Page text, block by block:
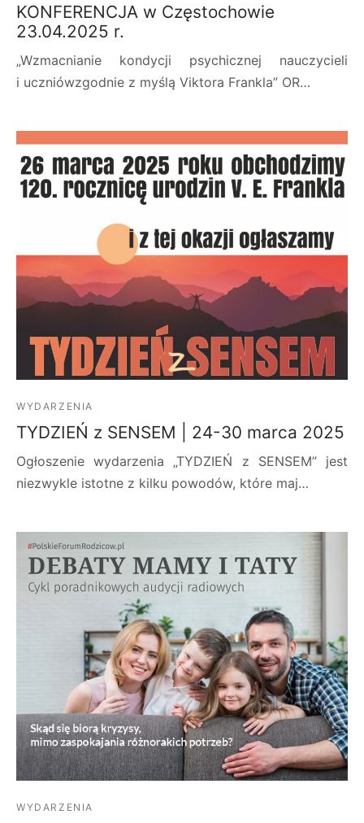
KONFERENCJA w Częstochowie
23.04.2025 r.
„Wzmacnianie kondycji psychicznej nauczycieli
i uczniówzgodnie z myślą Viktora Frankla” OR…
WYDARZENIA
TYDZIEŃ z SENSEM | 24-30 marca 2025
Ogłoszenie wydarzenia „TYDZIEŃ z SENSEM” jest
niezwykle istotne z kilku powodów, które maj…
WYDARZENIA